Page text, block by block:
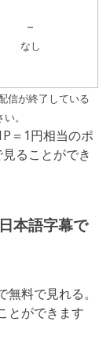
–
なし
信が終了している
。
＝1円相当のポ
ることができ
本語字幕で
料で見れる。
とができます